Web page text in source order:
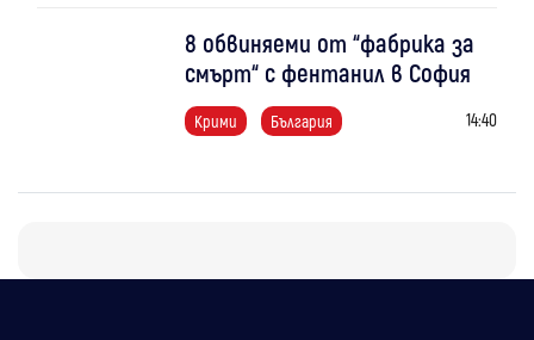
8 обвиняеми от “фабрика за
смърт“ с фентанил в София
Крими България 14:40